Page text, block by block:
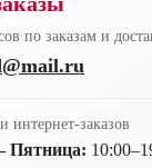
по заказам и
интернет-заказов
Пятница: